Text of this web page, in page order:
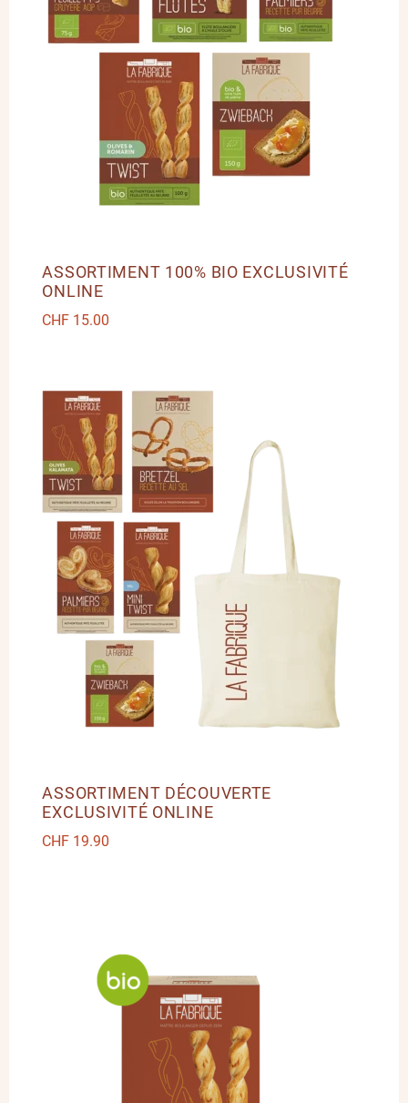
ASSORTIMENT 100% BIO EXCLUSIVITÉ
ONLINE
CHF 15.00
ASSORTIMENT DÉCOUVERTE
EXCLUSIVITÉ ONLINE
CHF 19.90